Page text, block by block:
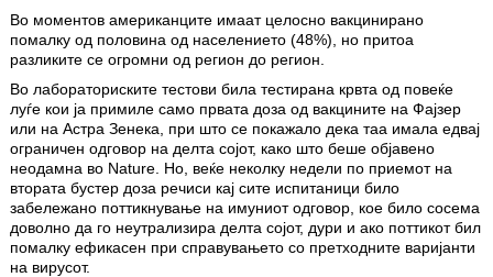
Во моментов американците имаат целосно вакцинирано
помалку од половина од населението (48%), но притоа
разликите се огромни од регион до регион.
Во лабораториските тестови била тестирана крвта од повеќе
луѓе кои ја примиле само првата доза од вакцините на Фајзер
или на Астра Зенека, при што се покажало дека таа имала едвај
ограничен одговор на делта сојот, како што беше објавено
неодамна во Nature. Но, веќе неколку недели по приемот на
втората бустер доза речиси кај сите испитаници било
забележано поттикнување на имуниот одговор, кое било сосема
доволно да го неутрализира делта сојот, дури и ако поттикот бил
помалку ефикасен при справувањето со претходните варијанти
на вирусот.